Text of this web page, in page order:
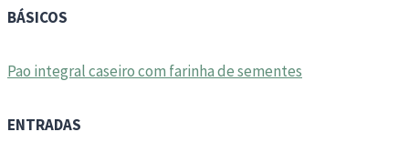
BÁSICOS
Pao integral caseiro com farinha de sementes
ENTRADAS